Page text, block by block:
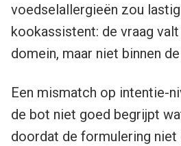
voedselallergieën zou
kookassistent: de vraag
domein, maar niet binnen
Een mismatch op intentie-
de bot niet goed begrijpt
doordat de formulering niet